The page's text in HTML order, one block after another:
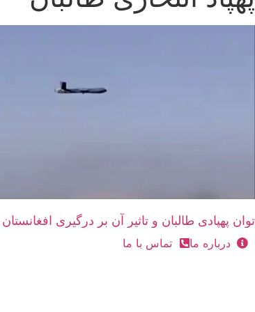
توان پهپادی طالبان و تاثیر آن بر درگیری
درباره ما تماس با ما